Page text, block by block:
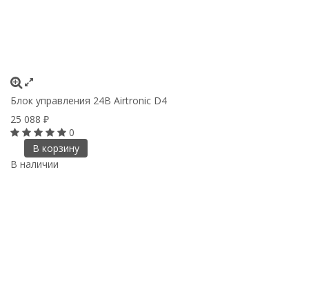
Блок управления 24B Airtronic D4
25 088 ₽
0
В корзину
В наличии